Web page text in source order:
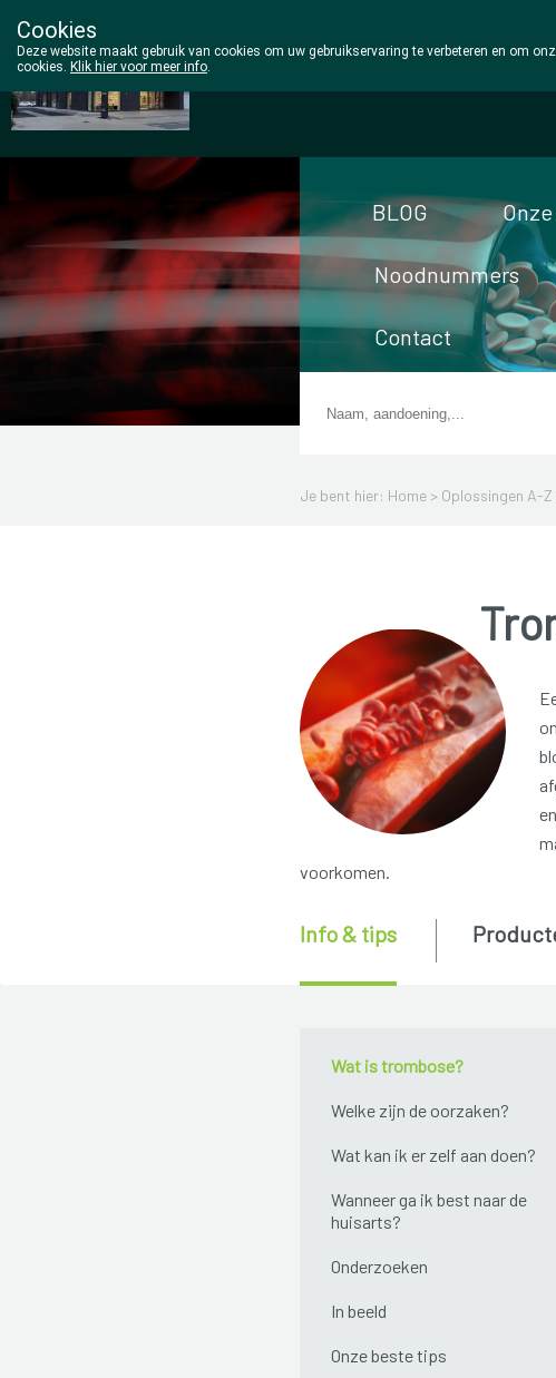
Wezel Pharma
BLOG
Noodnummers
Contact
Je bent hier: Home > Oplossingen A-Z
voorkomen.
Wat is trombose?
Welke zijn de oorzaken?
Wat kan ik er zelf aan doen?
Wanneer ga ik best naar de
huisarts?
Onderzoeken
In beeld
Onze beste tips
Info & tips
Cookies
Deze website maakt gebruik van cookies om uw gebruikservaring te verbeteren en om
cookies. Klik hier voor meer info.